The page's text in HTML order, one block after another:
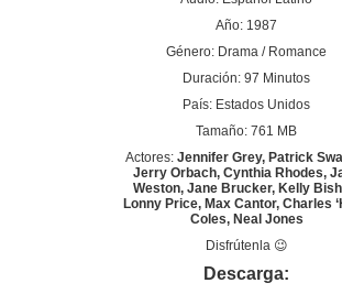
Año: 1987
Género: Drama / Romance
Duración: 97 Minutos
País: Estados Unidos
Tamaño: 761 MB
Actores: Jennifer Grey, Patrick
Jerry Orbach, Cynthia Rhodes,
Weston, Jane Brucker, Kelly
Lonny Price, Max Cantor, Charles
Coles, Neal Jones
Disfrútenla 😉
Descarga: